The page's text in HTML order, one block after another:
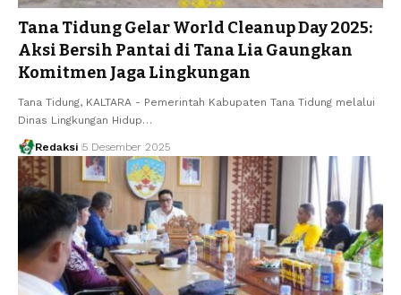
Tana Tidung Gelar World Cleanup Day 2025:
Aksi Bersih Pantai di Tana Lia Gaungkan
Komitmen Jaga Lingkungan
Tana Tidung, KALTARA - Pemerintah Kabupaten Tana Tidung melalui
Dinas Lingkungan Hidup…
Redaksi 5 Desember 2025